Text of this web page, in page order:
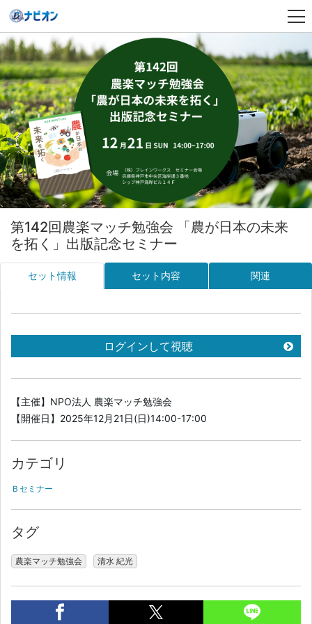
第142回農楽マッチ勉強会 「農が日本の未来
を拓く」出版記念セミナー
セット情報 セット内容 関連
ログインして視聴
【主催】NPO法人 農楽マッチ勉強会
【開催日】2025年12月21日(日)14:00-17:00
カテゴリ
Ｂセミナー
タグ
農楽マッチ勉強会 清水 紀光